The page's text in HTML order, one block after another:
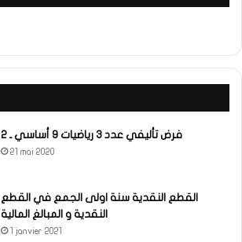
فرض تأليفي عدد 3 رياضيات 9 أساسي ـ 2
21 mai 2020
القطع النقدية سنة اولى الجمع في القطع
النقدية و المبالغ المالية
1 janvier 2021